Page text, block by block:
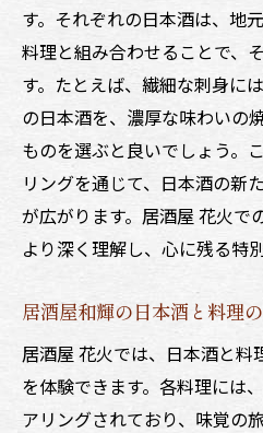
す。それぞれの日本酒は、地
料理と組み合わせることで、
す。たとえば、繊細な刺身に
の日本酒を、濃厚な味わいの
ものを選ぶと良いでしょう。
リングを通じて、日本酒の新
が広がります。居酒屋 花火で
より深く理解し、心に残る特
居酒屋和輝の日本酒と料理
居酒屋 花火では、日本酒と料
を体験できます。各料理には
アリングされており、味覚の